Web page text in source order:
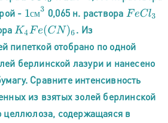
- см
1см3 0,065 н. раствора FeCl3
K4Fe(CN)6
. Из
пипеткой отобрано по одной
берлинской лазури и нанесено
Сравните интенсивность
из взятых золей берлинской
целлюлоза, содержащаяся в